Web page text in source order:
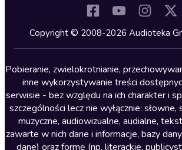
Kryminały
Lektury szkolne
Literatura anglojęzyczna
Literatura faktu
Literatura obyczajowa
Literatura piękna obca
Copyright © 2008-2026 Audioteka
Pobieranie, zwielokrotnianie,
inne wykorzystywanie treści
serwisie - bez względu na ich charakter i
szczególności lecz nie wyłącznie: słowne,
muzyczne, audiowizualne, audialne,
zawarte w nich dane i informacje, bazy
dane) oraz formę (np. literackie,